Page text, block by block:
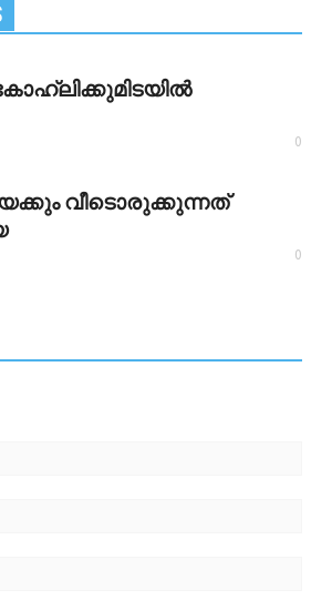
0
വീടൊരുക്കുന്നത്
0